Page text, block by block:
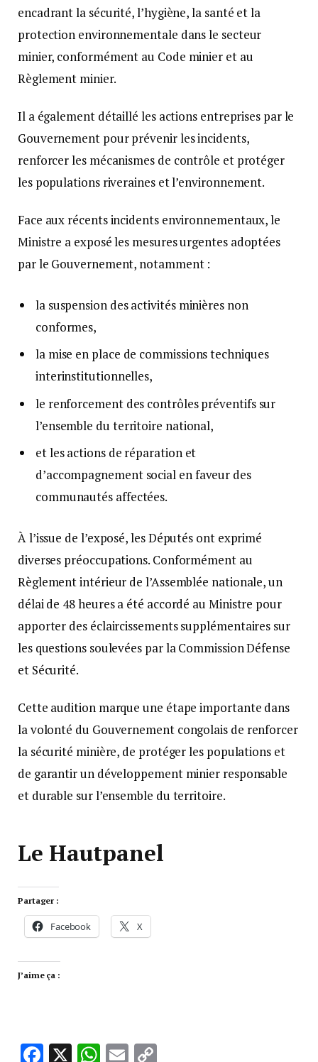
encadrant la sécurité, l’hygiène, la santé et la
protection environnementale dans le secteur
minier, conformément au Code minier et au
Règlement minier.
Il a également détaillé les actions entreprises par le
Gouvernement pour prévenir les incidents,
renforcer les mécanismes de contrôle et protéger
les populations riveraines et l’environnement.
Face aux récents incidents environnementaux, le
Ministre a exposé les mesures urgentes adoptées
par le Gouvernement, notamment :
la suspension des activités minières non
conformes,
la mise en place de commissions techniques
interinstitutionnelles,
le renforcement des contrôles préventifs sur
l’ensemble du territoire national,
et les actions de réparation et
d’accompagnement social en faveur des
communautés affectées.
À l’issue de l’exposé, les Députés ont exprimé
diverses préoccupations. Conformément au
Règlement intérieur de l’Assemblée nationale, un
délai de 48 heures a été accordé au Ministre pour
apporter des éclaircissements supplémentaires sur
les questions soulevées par la Commission Défense
et Sécurité.
Cette audition marque une étape importante dans
la volonté du Gouvernement congolais de renforcer
la sécurité minière, de protéger les populations et
de garantir un développement minier responsable
et durable sur l’ensemble du territoire.
Le Hautpanel
Partager :
Facebook X
J’aime ça :
Facebook
X WhatsApp
Email